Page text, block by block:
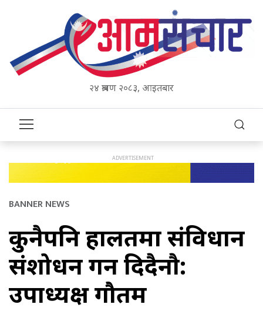
२४ श्रावण २०८३, आइतबार
BANNER NEWS
कुनैपनि हालतमा संविधान
संशोधन गर्न दिदैनाै‌:
उपाध्यक्ष गौतम